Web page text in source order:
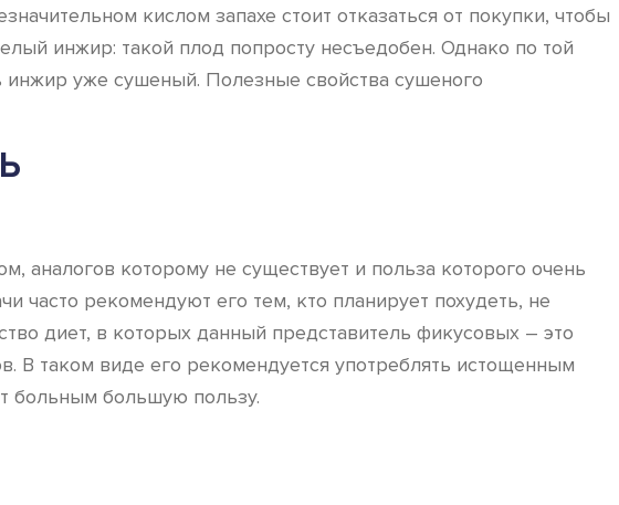
кислом запахе стоит отказаться от покупки, чтобы
инжир: такой плод попросту несъедобен. Однако по той
инжир уже сушеный. Полезные свойства сушеного
которому не существует и польза которого очень
часто рекомендуют его тем, кто планирует похудеть, не
диет, в которых данный представитель фикусовых – это
В таком виде его рекомендуется употреблять истощенным
больным большую пользу.